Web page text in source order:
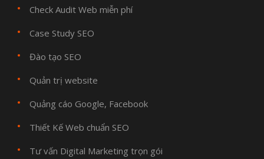
Check Audit Web miễn phí
Case Study SEO
Đào tạo SEO
Quản trị website
Quảng cáo Google, Facebook
Thiết Kế Web chuẩn SEO
Tư vấn Digital Marketing trọn gói